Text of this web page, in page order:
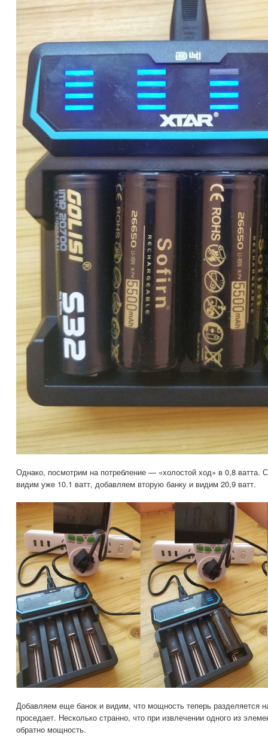
Однако, посмотрим на потребление — «холостой ход» в 0,8 ватта.
видим уже 10.1 ватт, добавляем вторую банку и видим 20,9 ватт.
Добавляем еще банок и видим, что мощность теперь разделяется
проседает. Несколько странно, что при извлечении одного из
обратно мощность.